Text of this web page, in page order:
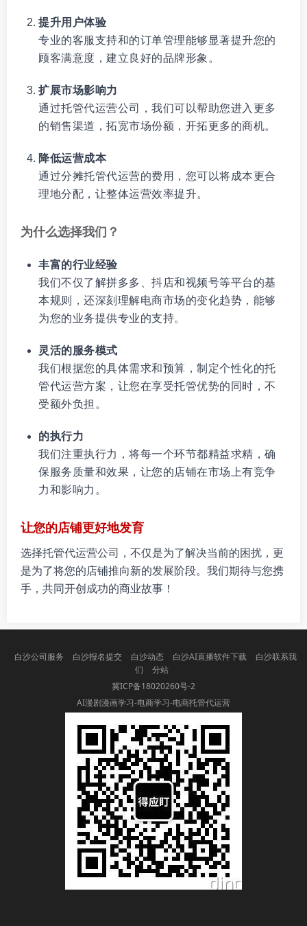
提升用户体验
专业的客服支持和的订单管理能够显著提升您的
顾客满意度，建立良好的品牌形象。
扩展市场影响力
通过托管代运营公司，我们可以帮助您进入更多
的销售渠道，拓宽市场份额，开拓更多的商机。
降低运营成本
通过分摊托管代运营的费用，您可以将成本更合
理地分配，让整体运营效率提升。
为什么选择我们？
丰富的行业经验
我们不仅了解拼多多、抖店和视频号等平台的基
本规则，还深刻理解电商市场的变化趋势，能够
为您的业务提供专业的支持。
灵活的服务模式
我们根据您的具体需求和预算，制定个性化的托
管代运营方案，让您在享受托管优势的同时，不
受额外负担。
的执行力
我们注重执行力，将每一个环节都精益求精，确
保服务质量和效果，让您的店铺在市场上有竞争
力和影响力。
让您的店铺更好地发育
选择托管代运营公司，不仅是为了解决当前的困扰，更
是为了将您的店铺推向新的发展阶段。我们期待与您携
手，共同开创成功的商业故事！
白沙公司服务 白沙报名提交 白沙动态 白沙AI直播软件下载
白沙联系我
们
分站
冀ICP备18020260号-2
AI漫剧漫画学习-电商学习-电商托管代运营